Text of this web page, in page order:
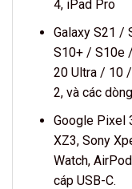
4, iPad Pro
Galaxy S21 /
S10+ / S10e
20 Ultra / 10
2, và các
Google Pixel
XZ3, Sony
Watch,
cáp USB-C.